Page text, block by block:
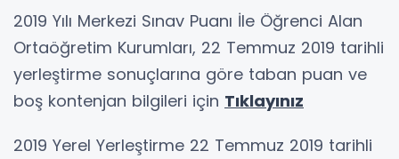
2019 Yılı Merkezi Sınav Puanı İle Öğrenci Alan
Ortaöğretim Kurumları, 22 Temmuz 2019 tarihli
yerleştirme sonuçlarına göre taban puan ve
boş kontenjan bilgileri için Tıklayınız
2019 Yerel Yerleştirme 22 Temmuz 2019 tarihli